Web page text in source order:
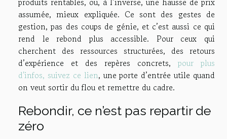
assumée, mieux expliquée. Ce sont des gestes de
gestion, pas des coups de génie, et c’est aussi ce qui
rend le rebond plus accessible. Pour ceux qui
cherchent des ressources structurées, des retours
d’expérience et des repères concrets, pour plus
d'infos, suivez ce lien, une porte d’entrée utile quand
on veut sortir du flou et remettre du cadre.
Rebondir, ce n’est pas repartir de
zéro